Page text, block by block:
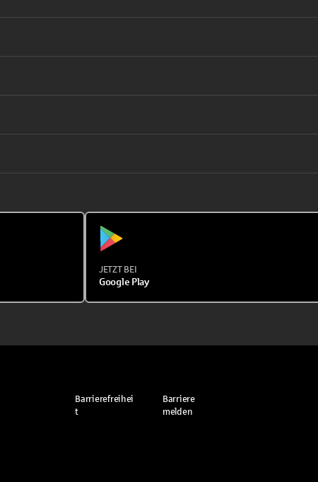
JETZT BEI
Google Play
Barrierefreihei
t
Barriere
melden